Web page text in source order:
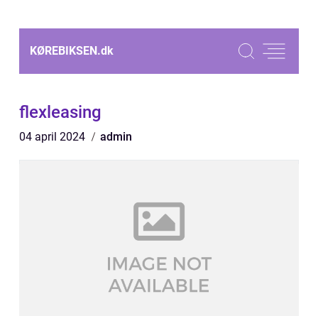
KØREBIKSEN.dk
flexleasing
04 april 2024 admin